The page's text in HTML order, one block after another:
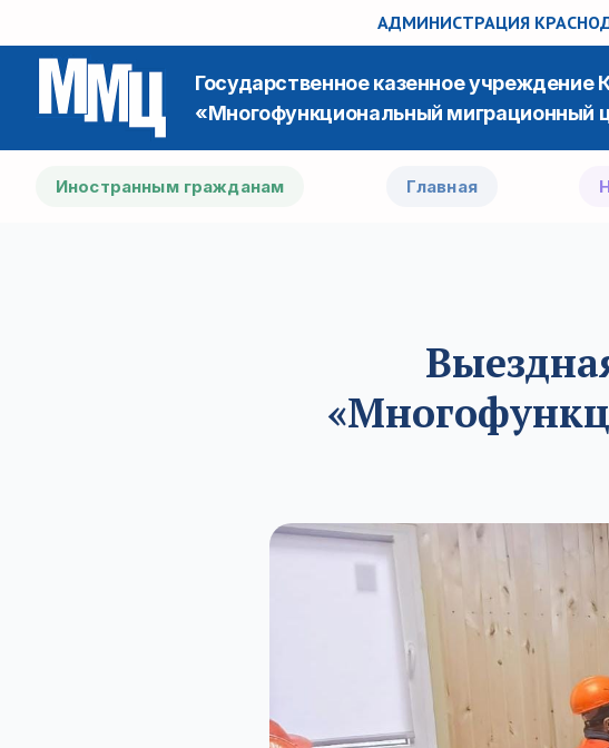
АДМИНИСТРАЦИЯ
Государственное казенное учреждение
«Многофункциональный миграционный
Иностранным гражданам Главная